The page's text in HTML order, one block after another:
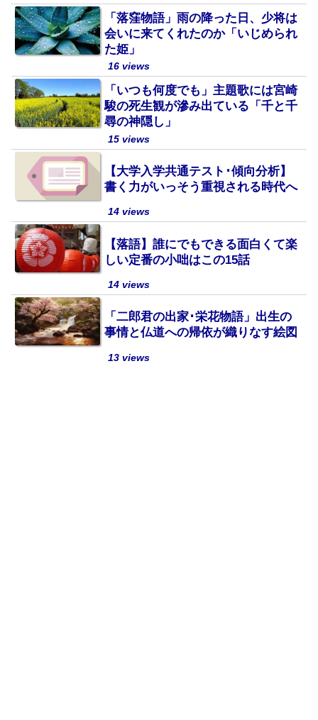
「落窪物語」雨の降った日、少将は
会いに来てくれたのか「いじめられ
た姫」
16 views
「いつも何度でも」主題歌には宮崎
駿の死生観が滲み出ている「千と千
尋の神隠し」
15 views
【大学入学共通テスト･傾向分析】
書く力がいっそう重視される時代へ
14 views
【落語】誰にでもできる面白くて楽
しい定番の小咄はこの15話
14 views
「二郎君の出家･栄花物語」出生の
事情と仏道への帰依が織りなす絵図
13 views